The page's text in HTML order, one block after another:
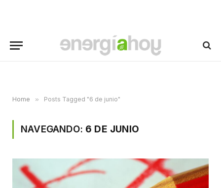
Home » Posts Tagged "6 de junio"
NAVEGANDO: 6 DE JUNIO